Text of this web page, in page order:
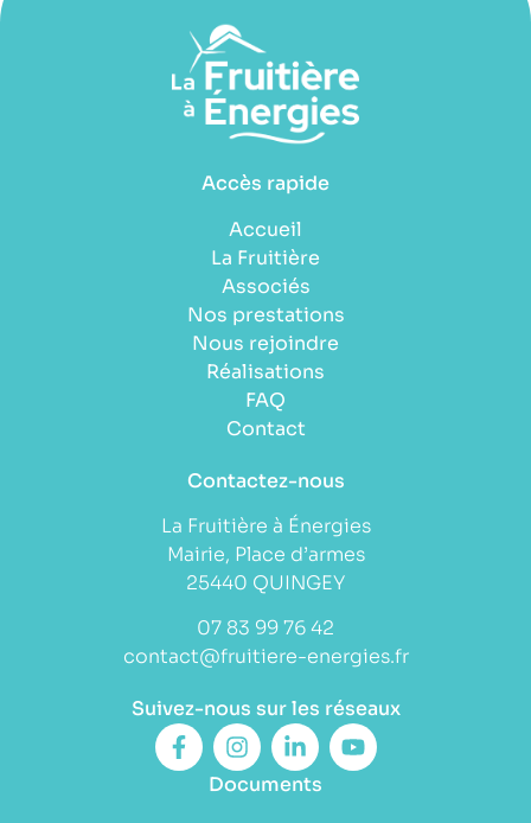
Accès rapide
Accueil
La Fruitière
Associés
Nos prestations
Nous rejoindre
Réalisations
FAQ
Contact
Contactez-nous
La Fruitière à Énergies
Mairie, Place d’armes
25440 QUINGEY
07 83 99 76 42
contact@fruitiere-energies.fr
Suivez-nous sur les réseaux
Documents